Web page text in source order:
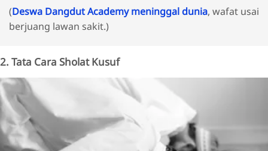
(Deswa Dangdut Academy meninggal dunia, wafat usai
berjuang lawan sakit.)
2. Tata Cara Sholat Kusuf